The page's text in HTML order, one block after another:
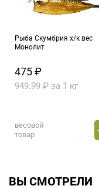
Рыба Скумбрия х/к вес
Монолит
475 ₽
949.99 ₽ за 1 кг
весовой
товар
ВЫ СМОТРЕЛИ